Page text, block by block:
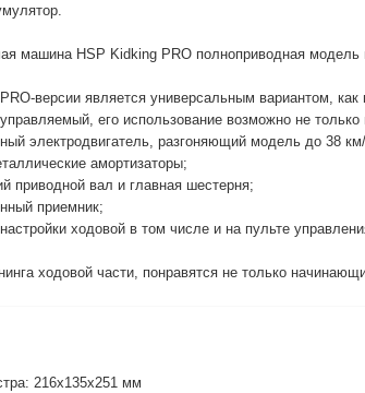
машина HSP Kidking PRO полноприводная
версии является универсальным вариантом,
его использование возможно не
электродвигатель, разгоняющий модель до 38
амортизаторы;
приводной вал и главная шестерня;
приемник;
ходовой в том числе и на пульте
ходовой части, понравятся не только
216х135х251 мм